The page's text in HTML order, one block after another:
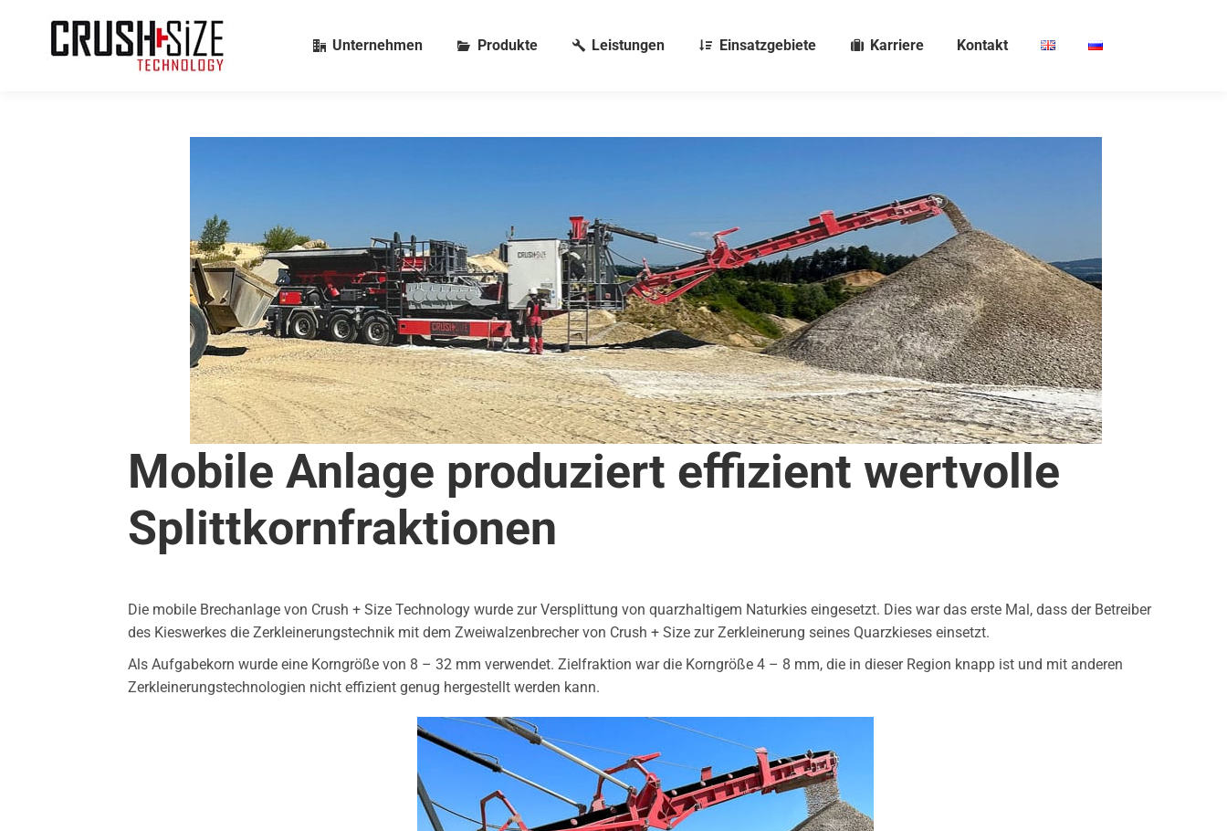
Unternehmen Produkte Leistungen Einsatzgebiete Karriere Kontakt
Mobile Anlage produziert effizient wertvolle
Splittkornfraktionen
Die mobile Brechanlage von Crush + Size Technology wurde zur Versplittung von quarzhaltigem Naturkies eingesetzt. Dies war das erste Mal, dass der Betreiber
des Kieswerkes die Zerkleinerungstechnik mit dem Zweiwalzenbrecher von Crush + Size zur Zerkleinerung seines Quarzkieses einsetzt.
Als Aufgabekorn wurde eine Korngröße von 8 – 32 mm verwendet. Zielfraktion war die Korngröße 4 – 8 mm, die in dieser Region knapp ist und mit anderen
Zerkleinerungstechnologien nicht effizient genug hergestellt werden kann.